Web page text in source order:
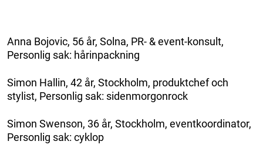
Anna Bojovic, 56 år, Solna, PR- & event-konsult,
Personlig sak: hårinpackning
Simon Hallin, 42 år, Stockholm, produktchef och
stylist, Personlig sak: sidenmorgonrock
Simon Swenson, 36 år, Stockholm, eventkoordinator,
Personlig sak: cyklop